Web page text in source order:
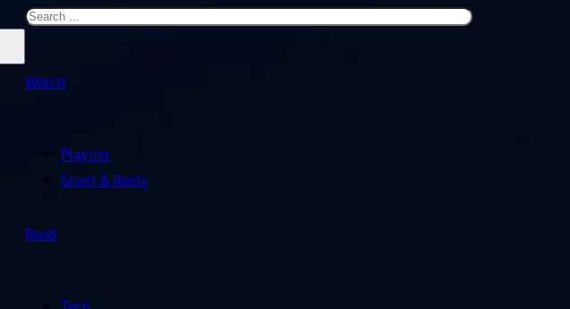
Watch
Playlist
Short & Reels
Read